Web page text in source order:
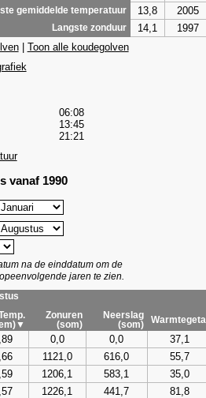
gemiddelde temperatuur 13,8 2005
Langste zonduur 14,1
1997
| Toon alle koudegolven
06:08
13:45
21:21
vanaf 1990
na de einddatum om de
jaren te zien.
Zonuren
(som)
Neerslag
(som)
Warmtegetal
0,0 0,0 37,1
1121,0 616,0 55,7
1206,1 583,1 35,0
1226,1 441,7 81,8